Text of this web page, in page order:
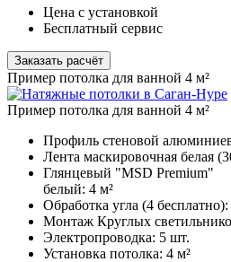
Цена с установкой
Бесплатный сервис
Заказать расчёт
Пример потолка для ванной 4 м²
Пример потолка для ванной 4 м²
Профиль стеновой
Лента маскировочная белая
Глянцевый "MSD Premium"
белый: 4 м²
Обработка угла (4 бесплатно):
Монтаж Круглых
Электропроводка: 5 шт.
Установка потолка: 4 м²